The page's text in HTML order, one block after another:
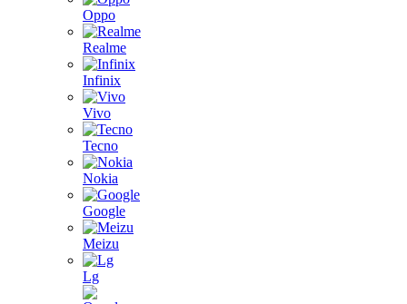
Oppo
Realme
Infinix
Vivo
Tecno
Nokia
Google
Meizu
Lg